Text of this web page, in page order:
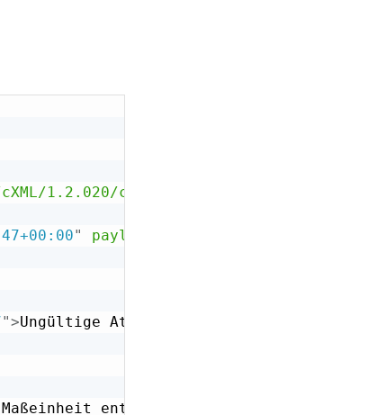
1.2.020/cXML.dtd"
" payloadID
">Ungültige Attribute im Dokument.
entsprechen (2)]